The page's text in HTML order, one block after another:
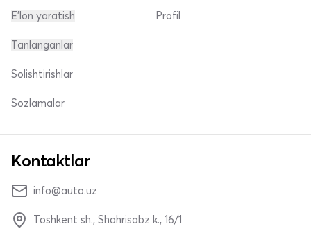
E'lon yaratish Profil
Tanlanganlar
Solishtirishlar
Sozlamalar
Kontaktlar
info@auto.uz
Toshkent sh., Shahrisabz k., 16/1